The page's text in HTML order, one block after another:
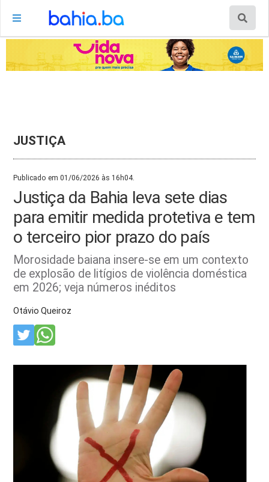
JUSTIÇA
Publicado em 01/06/2026 às 16h04.
Justiça da Bahia leva sete dias
para emitir medida protetiva e tem
o terceiro pior prazo do país
Morosidade baiana insere-se em um contexto
de explosão de litígios de violência doméstica
em 2026; veja números inéditos
Otávio Queiroz